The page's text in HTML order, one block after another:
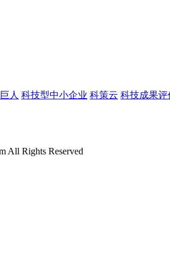
人 科技型中小企业 科策云 科技成果评
All Rights Reserved